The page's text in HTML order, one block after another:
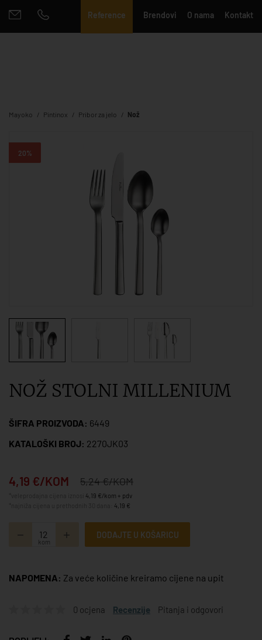
Reference Brendovi O nama Kontakt
Mayoko Pintinox Pribor za jelo Nož
20%
NOŽ STOLNI MILLENIUM
ŠIFRA PROIZVODA: 6449
KATALOŠKI BROJ: 2270JK03
4,19 €/KOM 5,24 €/KOM
4,19 €/kom + pdv
4,19 €
kom
DODAJTE U KOŠARICU
NAPOMENA: Za veće količine kreiramo cijene na upit
0 ocjena Recenzije Pitanja i odgovori